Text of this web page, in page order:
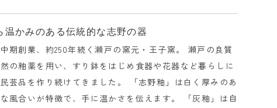
温かみのある伝統的な志野の器
期創業、約250年続く瀬戸の窯元・王子窯。 瀬戸の良質
の釉薬を用い、すり鉢をはじめ食器や花器など暮らしに
芸品を作り続けてきました。 「志野釉」は白く厚みのあ
風合いが特徴で、手に温かさを伝えます。 「灰釉」は自